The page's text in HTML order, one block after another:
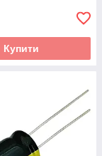
Купити